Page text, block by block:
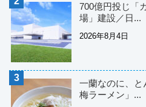
700億円投じ「
場」建設／日...
2026年8月4日
一蘭なのに、
梅ラーメン」...